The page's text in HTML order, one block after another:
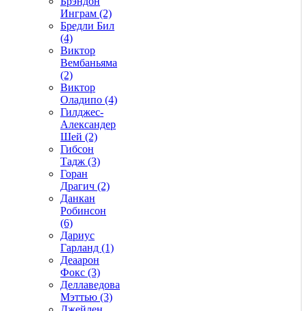
Инграм (2)
Бредли Бил
(4)
Виктор
Вембаньяма
(2)
Виктор
Оладипо (4)
Гилджес-
Александер
Шей (2)
Гибсон
Тадж (3)
Горан
Драгич (2)
Данкан
Робинсон
(6)
Дариус
Гарланд (1)
Деаарон
Фокс (3)
Деллаведова
Мэттью (3)